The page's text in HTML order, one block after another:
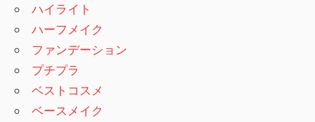
ハイライト
ハーフメイク
ファンデーション
プチプラ
ベストコスメ
ベースメイク